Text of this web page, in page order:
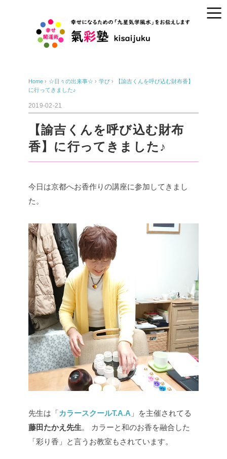
Home › ☆日々の出来事☆ › 学び ›
【諭吉くんを呼び込む財布香】
に行ってきました♪
2019-02-21
【諭吉くんを呼び込む財布
香】に行ってきました♪
今日は京都へお香作りの講座に参加してきまし
た。
先生は「カラースクールT.A.A 」を主催されてる
藤田たかえ先生。
カラーと和のお香を融合した
「彩り香」と言うお教室もされています。